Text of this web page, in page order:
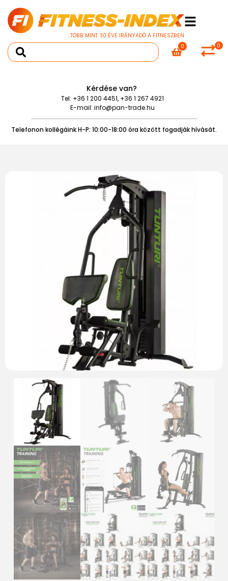
...TÖBB MINT 30 ÉVE IRÁNYADÓ A FITNESZBEN
0
0
Kérdése van?
Tel: +36 1 200 4451, +36 1 267 4921
E-mail: info@pan-trade.hu
Telefonon kollégáink H-P: 10:00-18:00 óra között fogadják hívását.